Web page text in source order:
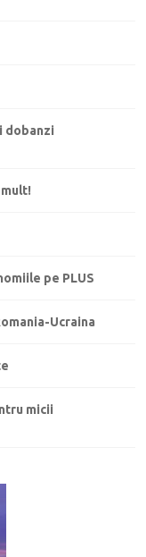
dobanzi
pe PLUS
Ucraina
micii